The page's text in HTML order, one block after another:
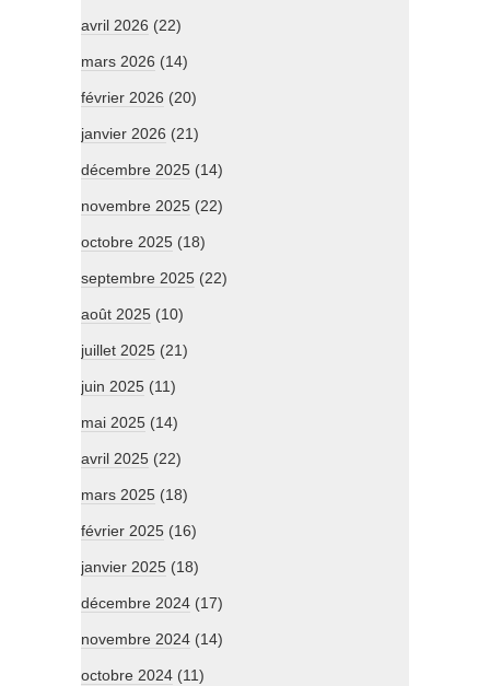
avril 2026 (22)
mars 2026 (14)
février 2026 (20)
janvier 2026 (21)
décembre 2025 (14)
novembre 2025 (22)
octobre 2025 (18)
septembre 2025 (22)
août 2025 (10)
juillet 2025 (21)
juin 2025 (11)
mai 2025 (14)
avril 2025 (22)
mars 2025 (18)
février 2025 (16)
janvier 2025 (18)
décembre 2024 (17)
novembre 2024 (14)
octobre 2024 (11)